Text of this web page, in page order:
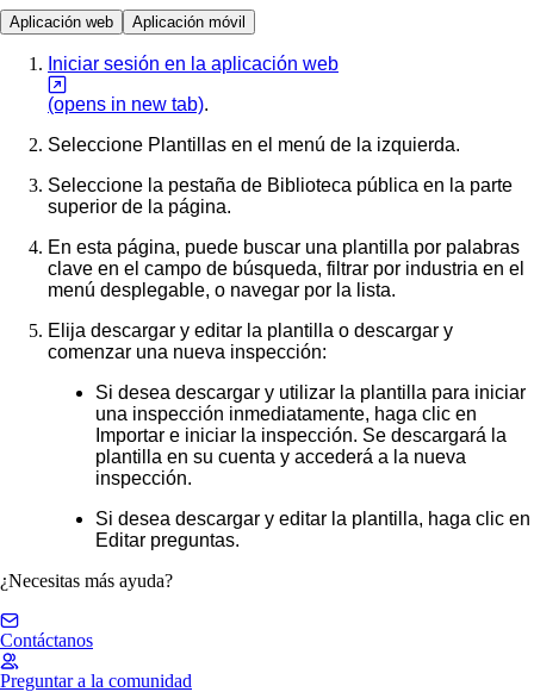
Aplicación web Aplicación móvil
Iniciar sesión en la aplicación web
(opens in new tab).
Seleccione Plantillas en el menú de la izquierda.
Seleccione la pestaña de Biblioteca pública en la parte
superior de la página.
En esta página, puede buscar una plantilla por palabras
clave en el campo de búsqueda, filtrar por industria en el
menú desplegable, o navegar por la lista.
Elija descargar y editar la plantilla o descargar y
comenzar una nueva inspección:
Si desea descargar y utilizar la plantilla para iniciar
una inspección inmediatamente, haga clic en
Importar e iniciar la inspección. Se descargará la
plantilla en su cuenta y accederá a la nueva
inspección.
Si desea descargar y editar la plantilla, haga clic en
Editar preguntas.
¿Necesitas más ayuda?
Contáctanos
Preguntar a la comunidad